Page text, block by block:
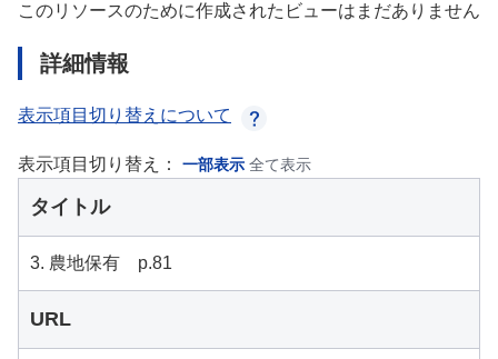
このリソースのために作成されたビューはまだありません
詳細情報
表示項目切り替えについて
表示項目切り替え： 一部表示 全て表示
タイトル
3. 農地保有 p.81
URL